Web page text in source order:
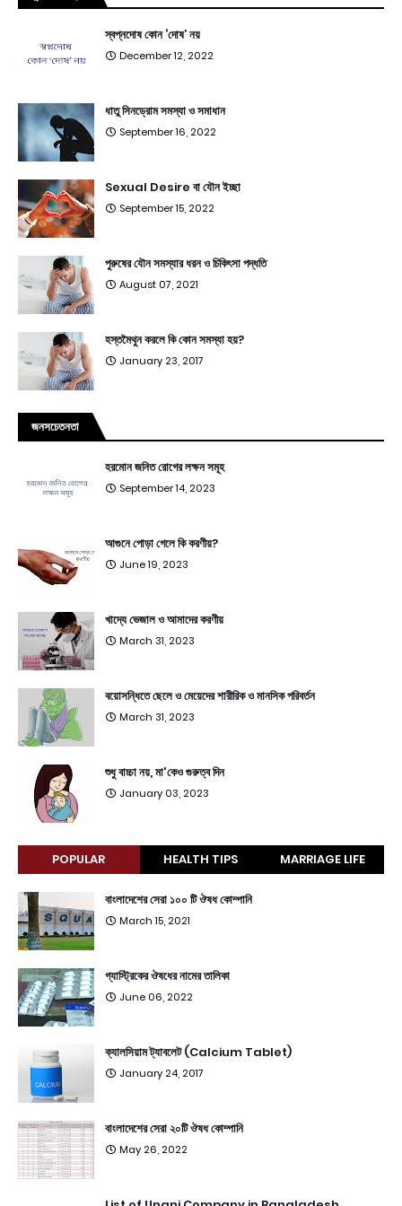
স্বপ্নদোষ কোন ‘দোষ’ নয়
December 12, 2022
ধাতু সিনড্রোম সমস্যা ও সমাধান
September 16, 2022
Sexual Desire বা যৌন ইচ্ছা
September 15, 2022
পুরুষের যৌন সমস্যার ধরন ও চিকিৎসা পদ্ধতি
August 07, 2021
হস্তমৈথুন করলে কি কোন সমস্যা হয়?
January 23, 2017
জনসচেতনতা
হরমোন জনিত রোগের লক্ষন সমূহ
September 14, 2023
আগুনে পোড়া গেলে কি করণীয়?
June 19, 2023
খাদ্যে ভেজাল ও আমাদের করণীয়
March 31, 2023
বয়োসন্ধিতে ছেলে ও মেয়েদের শারীরিক ও মানসিক পরিবর্তন
March 31, 2023
শুধু বাচ্চা নয়, মা'কেও গুরুত্ব দিন
January 03, 2023
POPULAR HEALTH TIPS MARRIAGE LIFE
বাংলাদেশের সেরা ১০০ টি ঔষধ কোম্পানি
March 15, 2021
গ্যাস্ট্রিকের ঔষধের নামের তালিকা
June 06, 2022
ক্যালসিয়াম ট্যাবলেট (Calcium Tablet)
January 24, 2017
বাংলাদেশের সেরা ২০টি ঔষধ কোম্পানি
May 26, 2022